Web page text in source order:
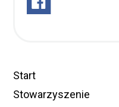
Start
Stowarzyszenie